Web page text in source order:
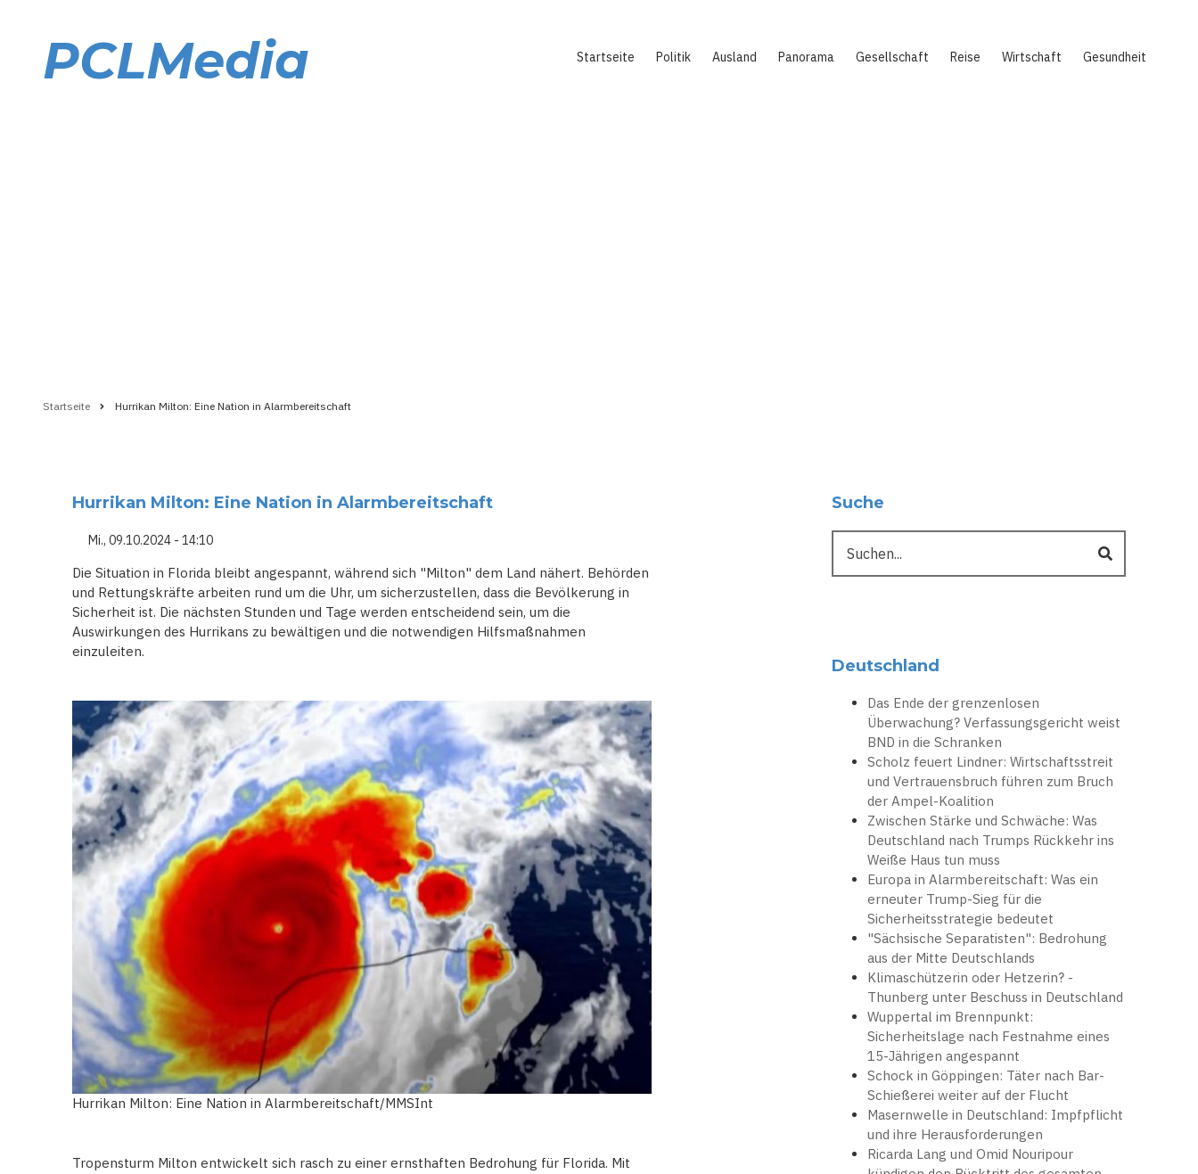
PCLMedia Startseite Politik Ausland Panorama Gesellschaft Reise Wirtschaft Gesundheit
Startseite Hurrikan Milton: Eine Nation in Alarmbereitschaft
Hurrikan Milton: Eine Nation in Alarmbereitschaft
Mi., 09.10.2024 - 14:10
Die Situation in Florida bleibt angespannt, während sich "Milton" dem Land nähert. Behörden
und Rettungskräfte arbeiten rund um die Uhr, um sicherzustellen, dass die Bevölkerung in
Sicherheit ist. Die nächsten Stunden und Tage werden entscheidend sein, um die
Auswirkungen des Hurrikans zu bewältigen und die notwendigen Hilfsmaßnahmen
einzuleiten.
Hurrikan Milton: Eine Nation in Alarmbereitschaft/MMSInt
Tropensturm Milton entwickelt sich rasch zu einer ernsthaften Bedrohung für Florida. Mit
Suche
Deutschland
Das Ende der grenzenlosen
Überwachung? Verfassungsgericht weist
BND in die Schranken
Scholz feuert Lindner: Wirtschaftsstreit
und Vertrauensbruch führen zum Bruch
der Ampel-Koalition
Zwischen Stärke und Schwäche: Was
Deutschland nach Trumps Rückkehr ins
Weiße Haus tun muss
Europa in Alarmbereitschaft: Was ein
erneuter Trump-Sieg für die
Sicherheitsstrategie bedeutet
"Sächsische Separatisten": Bedrohung
aus der Mitte Deutschlands
Klimaschützerin oder Hetzerin? -
Thunberg unter Beschuss in Deutschland
Wuppertal im Brennpunkt:
Sicherheitslage nach Festnahme eines
15-Jährigen angespannt
Schock in Göppingen: Täter nach Bar-
Schießerei weiter auf der Flucht
Masernwelle in Deutschland: Impfpflicht
und ihre Herausforderungen
Ricarda Lang und Omid Nouripour